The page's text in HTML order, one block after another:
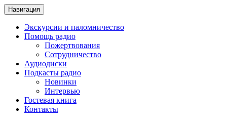
Навигация
Экскурсии и паломничество
Помощь радио
Пожертвования
Сотрудничество
Аудиодиски
Подкасты радио
Новинки
Интервью
Гостевая книга
Контакты